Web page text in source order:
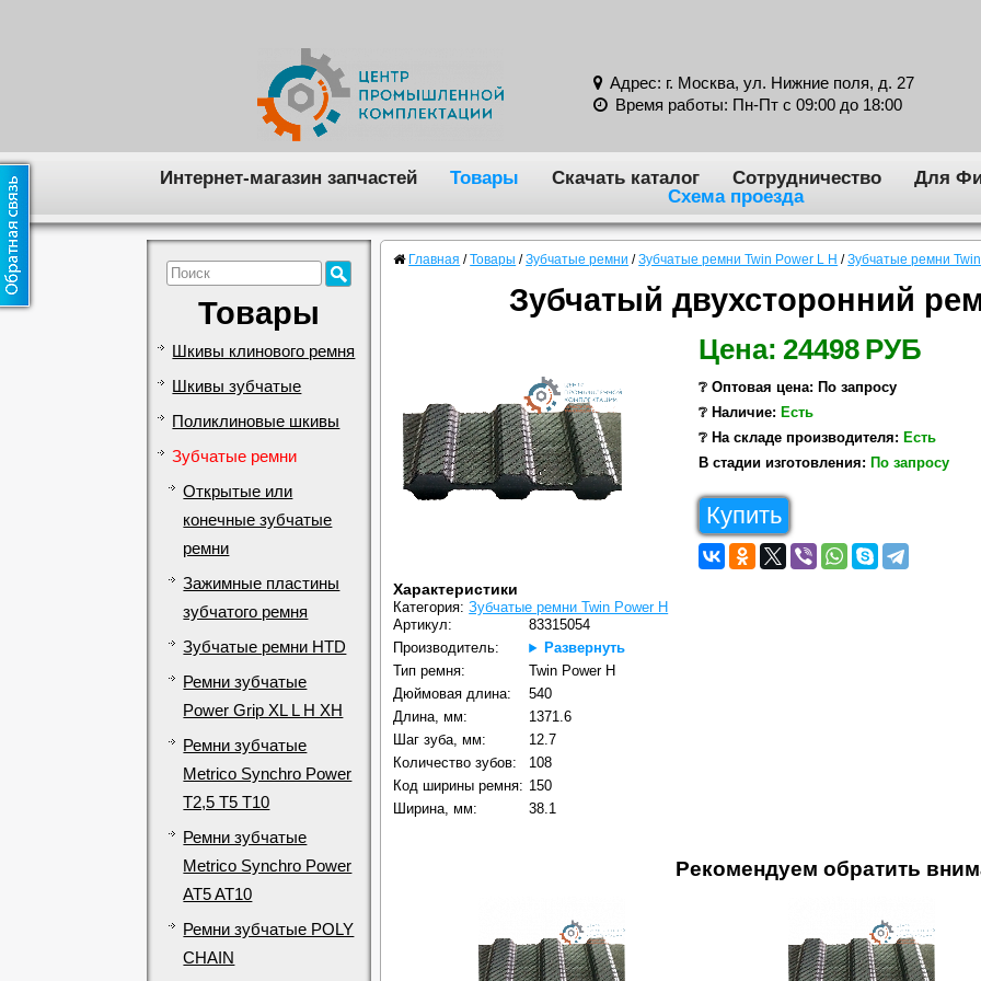
Адрес: г. Москва, ул. Нижние поля, д. 27
Время работы: Пн-Пт с 09:00 до 18:00
Интернет-магазин запчастей Товары Скачать каталог Сотрудничество
Для
Схема проезда
Товары
Шкивы клинового ремня
Шкивы зубчатые
Поликлиновые шкивы
Зубчатые ремни
Открытые или
конечные зубчатые
ремни
Зажимные пластины
зубчатого ремня
Зубчатые ремни HTD
Ремни зубчатые
Power Grip XL L H XH
Ремни зубчатые
Metrico Synchro Power
T2,5 T5 T10
Ремни зубчатые
Metrico Synchro Power
AT5 AT10
Ремни зубчатые POLY
CHAIN
Главная / Товары / Зубчатые ремни / Зубчатые ремни Twin Power L H / Зубчатые ремни
Зубчатый двухсторонний
Цена: 24498 РУБ
❔ Оптовая цена: По запросу
❔ Наличие: Есть
❔ На складе производителя: Есть
В стадии изготовления: По запросу
Купить
Характеристики
Категория:Зубчатые ремни Twin Power H
Артикул:
83315054
Производитель:
Развернуть
Тип ремня:
Twin Power H
Дюймовая длина:
540
Длина, мм:
1371.6
Шаг зуба, мм:
12.7
Количество зубов:
108
Код ширины ремня: 150
Ширина, мм:
38.1
Рекомендуем обратить